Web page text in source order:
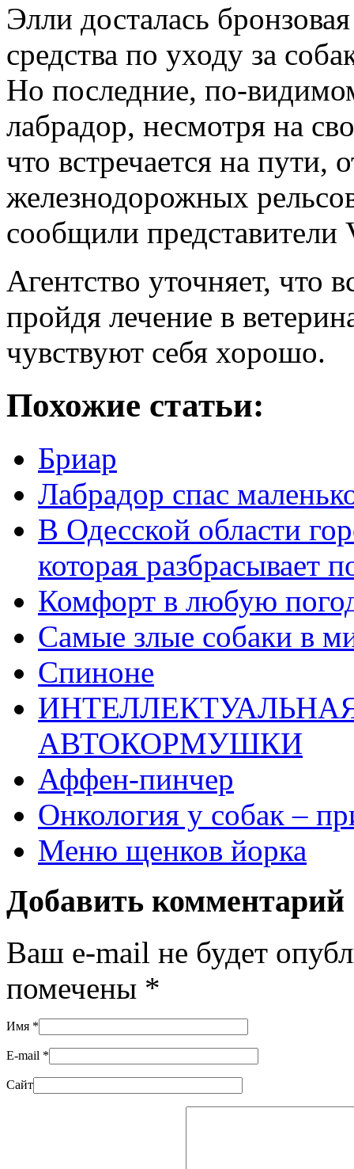
Элли досталась
средства по уходу за
Но последние, по-
лабрадор, несмотря на
что встречается на пути,
железнодорожных
сообщили представители
Агентство уточняет, что
пройдя лечение в
чувствуют себя хорошо.
Похожие статьи:
Бриар
Лабрадор спас
В Одесской области
которая разбрасывает
Комфорт в любую
Самые злые собаки в
Спиноне
АВТОКОРМУШКИ
Аффен-пинчер
Онкология у собак –
Меню щенков йорка
Добавить комментарий
Ваш e-mail не будет
помечены *
Имя *
E-mail *
Сайт